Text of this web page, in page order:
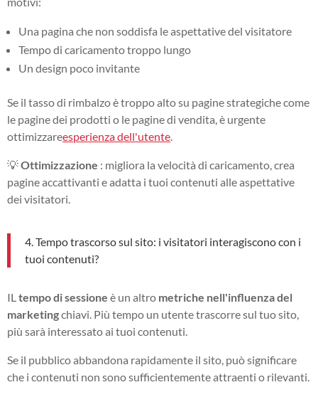
Una pagina che non soddisfa le aspettative del visitatore
Tempo di caricamento troppo lungo
Un design poco invitante
Se il tasso di rimbalzo è troppo alto su pagine strategiche come
le pagine dei prodotti o le pagine di vendita, è urgente
ottimizzareesperienza dell'utente
💡Ottimizzazione : migliora la velocità di caricamento, crea
pagine accattivanti e adatta i tuoi contenuti alle aspettative
dei visitatori.
4. Tempo trascorso sul sito: i visitatori interagiscono con i
tuoi contenuti?
IL tempo di sessione è un altro metriche nell'influenza del
marketingchiavi. Più tempo un utente trascorre sul tuo sito,
più sarà interessato ai tuoi contenuti.
Se il pubblico abbandona rapidamente il sito, può significare
che i contenuti non sono sufficientemente attraenti o rilevanti.